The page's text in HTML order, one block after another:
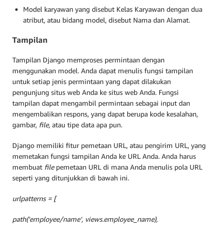
Model karyawan yang disebut Kelas Karyawan dengan dua
atribut, atau bidang model, disebut Nama dan Alamat.
Tampilan
Tampilan Django memproses permintaan dengan
menggunakan model. Anda dapat menulis fungsi tampilan
untuk setiap jenis permintaan yang dapat dilakukan
pengunjung situs web Anda ke situs web Anda. Fungsi
tampilan dapat mengambil permintaan sebagai input dan
mengembalikan respons, yang dapat berupa kode kesalahan,
gambar, file, atau tipe data apa pun.
Django memiliki fitur pemetaan URL, atau pengirim URL, yang
memetakan fungsi tampilan Anda ke URL Anda. Anda harus
membuat filepemetaan URL di mana Anda menulis pola URL
seperti yang ditunjukkan di bawah ini.
urlpatterns = [
path('employee/name', views.employee_name),